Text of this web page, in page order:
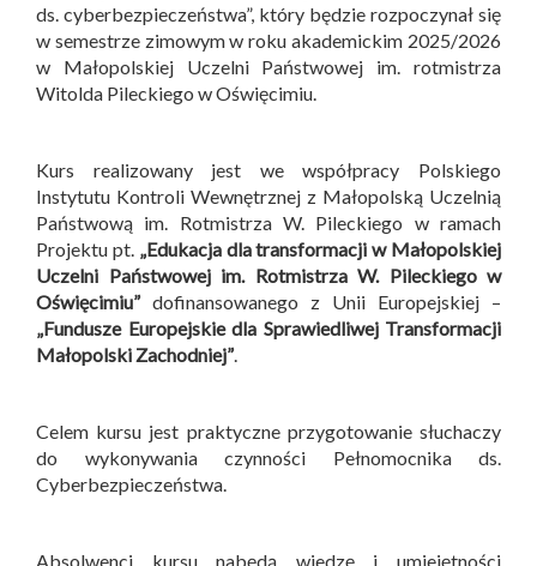
ds. cyberbezpieczeństwa”, który będzie rozpoczynał się
w semestrze zimowym w roku akademickim 2025/2026
w Małopolskiej Uczelni Państwowej im. rotmistrza
Witolda Pileckiego w Oświęcimiu.
Kurs realizowany jest we współpracy Polskiego
Instytutu Kontroli Wewnętrznej z Małopolską Uczelnią
Państwową im. Rotmistrza W. Pileckiego w ramach
Projektu pt. „Edukacja dla transformacji w Małopolskiej
Uczelni Państwowej im. Rotmistrza W. Pileckiego w
Oświęcimiu”dofinansowanego z Unii Europejskiej –
„Fundusze Europejskie dla Sprawiedliwej Transformacji
Małopolski Zachodniej”.
Celem kursu jest praktyczne przygotowanie słuchaczy
do wykonywania czynności Pełnomocnika ds.
Cyberbezpieczeństwa.
Absolwenci kursu nabędą wiedzę i umiejętności